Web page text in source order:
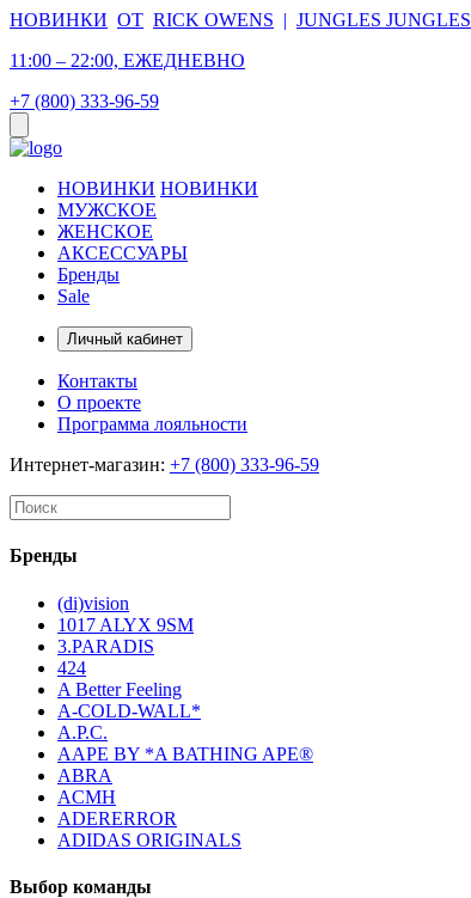
НОВИНКИ ОТ RICK OWENS | JUNGLES JUNGLES
11:00 – 22:00, ЕЖЕДНЕВНО
+7 (800) 333-96-59
НОВИНКИ НОВИНКИ
МУЖСКОЕ
ЖЕНСКОЕ
АКСЕССУАРЫ
Бренды
Sale
Личный кабинет
Контакты
О проекте
Программа лояльности
Интернет-магазин: +7 (800) 333-96-59
Бренды
(di)vision
1017 ALYX 9SM
3.PARADIS
424
A Better Feeling
A-COLD-WALL*
A.P.C.
AAPE BY *A BATHING APE®
ABRA
ACMH
ADERERROR
ADIDAS ORIGINALS
Выбор команды